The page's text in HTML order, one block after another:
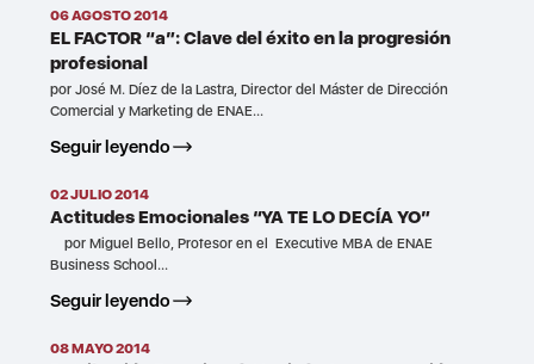
06 AGOSTO 2014
EL FACTOR “a”: Clave del éxito en la progresión
profesional
por José M. Díez de la Lastra, Director del Máster de Dirección
Comercial y Marketing de ENAE...
Seguir leyendo
02 JULIO 2014
Actitudes Emocionales “YA TE LO DECÍA YO”
por Miguel Bello, Profesor en el Executive MBA de ENAE
Business School...
Seguir leyendo
08 MAYO 2014